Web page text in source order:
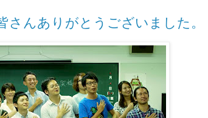
さんありがとうございました。